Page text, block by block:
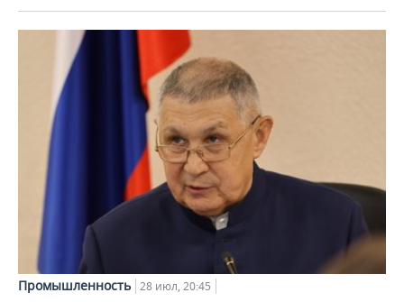
Промышленность 28 июл, 20:45